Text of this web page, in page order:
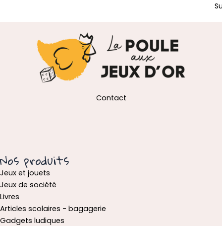
Contact
Nos produits
Jeux et jouets
Jeux de société
Livres
Articles scolaires - bagagerie
Gadgets ludiques